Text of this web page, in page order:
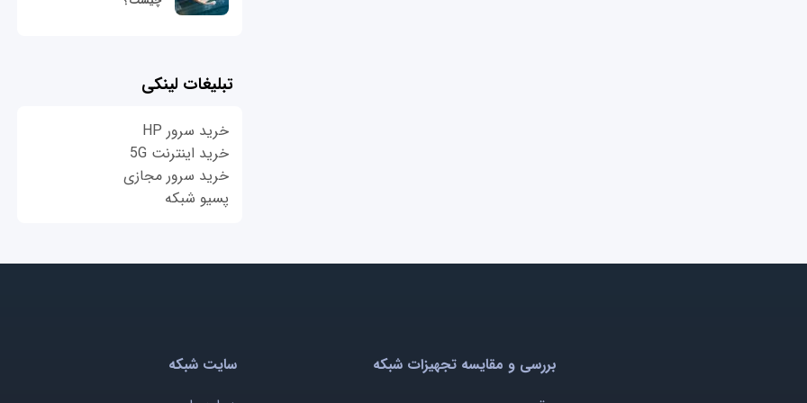
تبلیغات لینکی
خرید سرور HP
خرید اینترنت 5G
خرید سرور مجازی
پسیو شبکه
بررسی و مقایسه تجهیزات شبکه
سایت شبکه